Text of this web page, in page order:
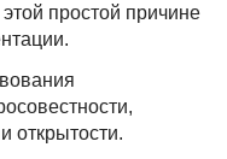
простой причине
открытости.